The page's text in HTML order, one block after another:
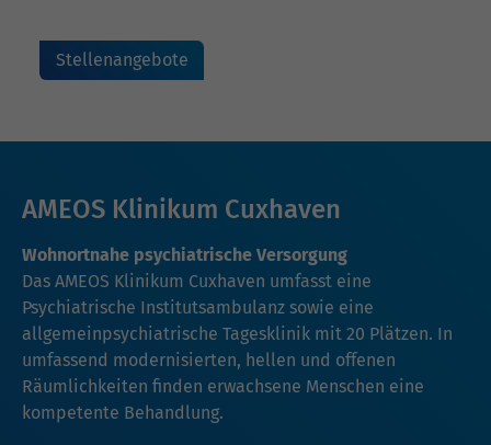
Stellenangebote
AMEOS Klinikum Cuxhaven
Wohnortnahe psychiatrische Versorgung
Das AMEOS Klinikum Cuxhaven umfasst eine
Psychiatrische Institutsambulanz sowie eine
allgemeinpsychiatrische Tagesklinik mit 20 Plätzen. In
umfassend modernisierten, hellen und offenen
Räumlichkeiten finden erwachsene Menschen eine
kompetente Behandlung.